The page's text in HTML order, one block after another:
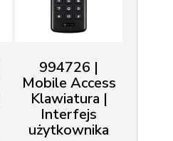
994726 |
Mobile Access
Klawiatura |
Interfejs
użytkownika